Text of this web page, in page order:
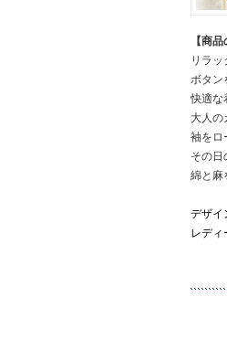
【商品
リラッ
ボタン
快適な
大人の
袖をロ
その日
綿と麻
デザイ
レディ